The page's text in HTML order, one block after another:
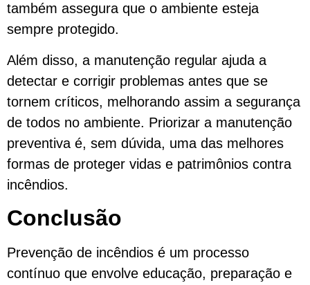
também assegura que o ambiente esteja
sempre protegido.
Além disso, a manutenção regular ajuda a
detectar e corrigir problemas antes que se
tornem críticos, melhorando assim a segurança
de todos no ambiente. Priorizar a manutenção
preventiva é, sem dúvida, uma das melhores
formas de proteger vidas e patrimônios contra
incêndios.
Conclusão
Prevenção de incêndios é um processo
contínuo que envolve educação, preparação e